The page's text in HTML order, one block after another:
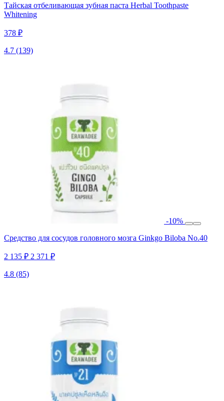
Тайская отбеливающая зубная паста Herbal Toothpaste
Whitening
378 ₽
4.7 (139)
-10%
Средство для сосудов головного мозга Ginkgo Biloba No.40
2 135 ₽ 2 371 ₽
4.8 (85)